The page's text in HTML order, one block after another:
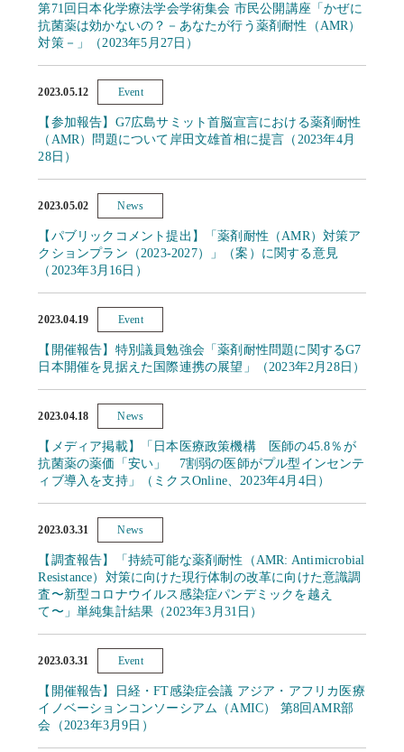
第71回日本化学療法学会学術集会 市民公開講座「かぜに
抗菌薬は効かないの？－あなたが行う薬剤耐性（AMR）
対策－」（2023年5月27日）
2023.05.12 Event
【参加報告】G7広島サミット首脳宣言における薬剤耐性
（AMR）問題について岸田文雄首相に提言（2023年4月
28日）
2023.05.02 News
【パブリックコメント提出】「薬剤耐性（AMR）対策ア
クションプラン（2023-2027）」（案）に関する意見
（2023年3月16日）
2023.04.19 Event
【開催報告】特別議員勉強会「薬剤耐性問題に関するG7
日本開催を見据えた国際連携の展望」（2023年2月28日）
2023.04.18 News
【メディア掲載】「日本医療政策機構 医師の45.8％が
抗菌薬の薬価「安い」 7割弱の医師がプル型インセンテ
ィブ導入を支持」（ミクスOnline、2023年4月4日）
2023.03.31 News
【調査報告】「持続可能な薬剤耐性（AMR: Antimicrobial
Resistance）対策に向けた現行体制の改革に向けた意識調
査〜新型コロナウイルス感染症パンデミックを越え
て〜」単純集計結果（2023年3月31日）
2023.03.31 Event
【開催報告】日経・FT感染症会議 アジア・アフリカ医療
イノベーションコンソーシアム（AMIC） 第8回AMR部
会（2023年3月9日）